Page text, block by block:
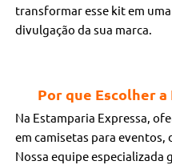
transformar esse kit em
divulgação da sua marca.
Por que Escolher a
Na Estamparia Expressa,
em camisetas para eventos,
Nossa equipe